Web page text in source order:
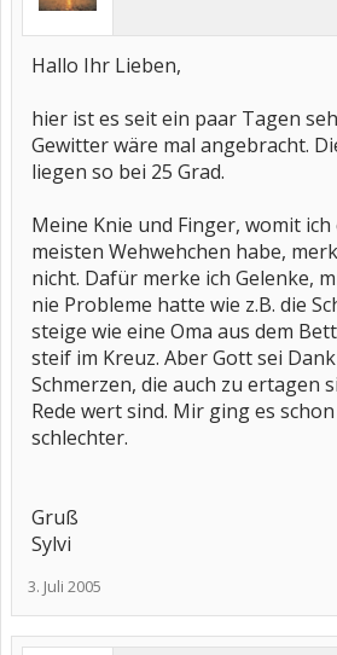
Hallo Ihr Lieben,
hier ist es seit ein paar Tagen
Gewitter wäre mal angebracht.
liegen so bei 25 Grad.
Meine Knie und Finger, womit
meisten Wehwehchen habe,
nicht. Dafür merke ich Gelenke,
nie Probleme hatte wie z.B. die
steige wie eine Oma aus dem
steif im Kreuz. Aber Gott sei
Schmerzen, die auch zu ertagen
Rede wert sind. Mir ging es
schlechter.
Gruß
Sylvi
3. Juli 2005